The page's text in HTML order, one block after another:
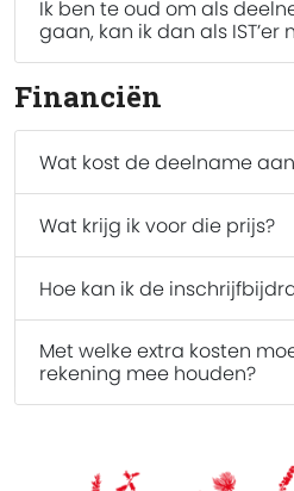
Ik ben te oud om als
gaan, kan ik dan als IST’er
Financiën
Wat kost de deelname
Wat krijg ik voor die prijs?
Hoe kan ik de
Met welke extra kosten
rekening mee houden?